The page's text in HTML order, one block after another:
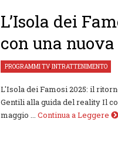
L’Isola dei
con una
PROGRAMMI TV,INTRATTENIMENTO
L'Isola dei Famosi 2025: il
Gentili alla guida del reality Il
maggio ... Continua a Leggere